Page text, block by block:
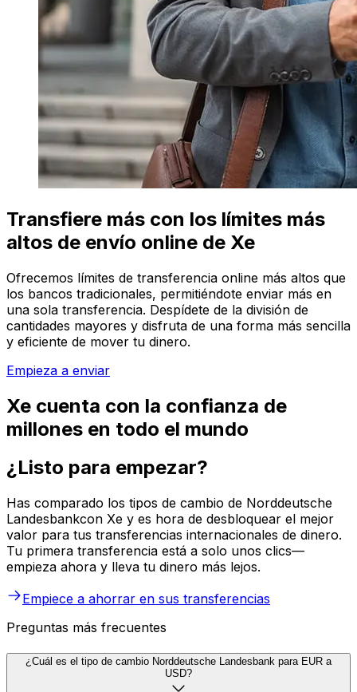
Transfiere más con los límites más
altos de envío online de Xe
Ofrecemos límites de transferencia online más altos que
los bancos tradicionales, permitiéndote enviar más en
una sola transferencia. Despídete de la división de
cantidades mayores y disfruta de una forma más sencilla
y eficiente de mover tu dinero.
Empieza a enviar
Xe cuenta con la confianza de
millones en todo el mundo
¿Listo para empezar?
Has comparado los tipos de cambio de Norddeutsche
Landesbankcon Xe y es hora de desbloquear el mejor
valor para tus transferencias internacionales de dinero.
Tu primera transferencia está a solo unos clics—
empieza ahora y lleva tu dinero más lejos.
Empiece a ahorrar en sus transferencias
Preguntas más frecuentes
¿Cuál es el tipo de cambio Norddeutsche Landesbank para EUR a
USD?